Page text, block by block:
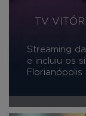
TV
Streaming
e incluiu os
Florianópolis